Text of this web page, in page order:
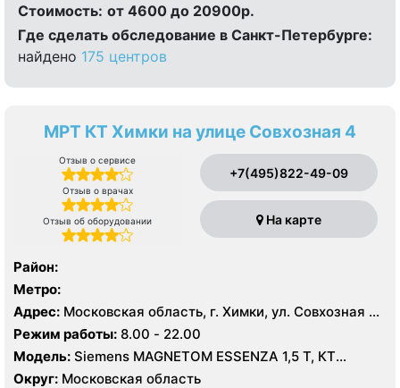
Стоимость: от 4600 до 20900р.
Где сделать обследование в Санкт-Петербурге:
найдено 175 центров
МРТ КТ Химки на улице Совхозная 4
Отзыв о сервисе
Отзыв о врачах
Отзыв об оборудовании
+7(495)822-49-09
На карте
Район:
Метро:
Адрес: Московская область, г. Химки, ул. Совхозная 4,
стр 1
Режим работы: 8.00 - 22.00
Модель: Siemens MAGNETOM ESSENZA 1,5 Т, КТ
Siemens Healthineers 64 среза, УЗИ
Округ: Московская область